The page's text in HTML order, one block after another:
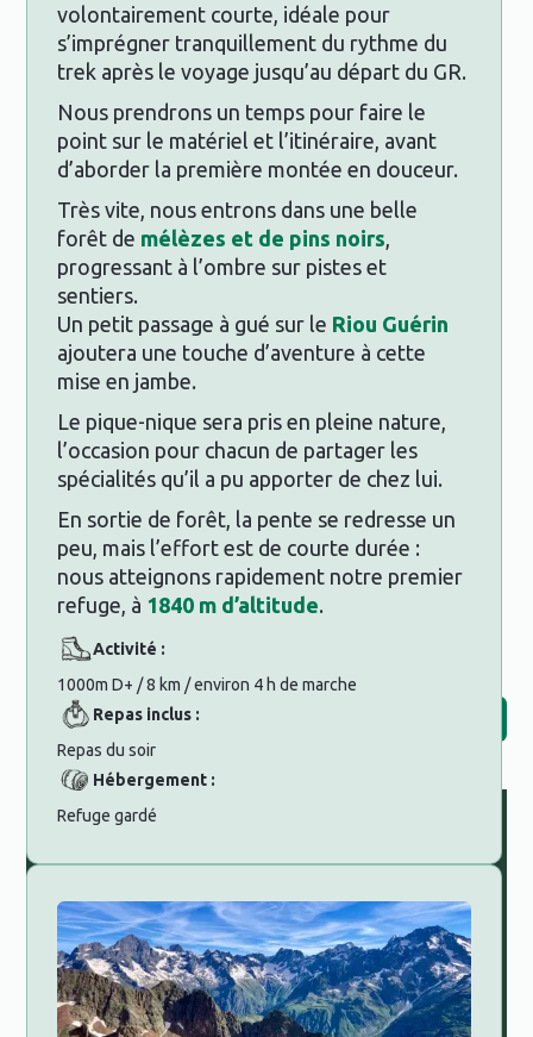
volontairement courte, idéale pour
s’imprégner tranquillement du rythme du
trek après le voyage jusqu’au départ du GR.
Nous prendrons un temps pour faire le
point sur le matériel et l’itinéraire, avant
d’aborder la première montée en douceur.
Très vite, nous entrons dans une belle
forêt de mélèzes et de pins noirs,
progressant à l’ombre sur pistes et
sentiers.
Un petit passage à gué sur le Riou Guérin
ajoutera une touche d’aventure à cette
mise en jambe.
Le pique-nique sera pris en pleine nature,
l’occasion pour chacun de partager les
spécialités qu’il a pu apporter de chez lui.
En sortie de forêt, la pente se redresse un
peu, mais l’effort est de courte durée :
nous atteignons rapidement notre premier
refuge, à 1840 m d’altitude.
Activité :
1000m D+ / 8 km / environ 4 h de marche
Repas inclus :
Repas du soir
Hébergement :
Refuge gardé
Découvrir la suite du programme